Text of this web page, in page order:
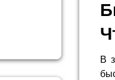
В